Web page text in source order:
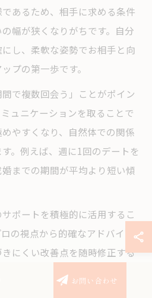
あるため、相手に求める条件
幅が狭くなりがちです。自分
し、柔軟な姿勢でお相手と向
プの第一歩です。
で複数回会う」ことがポイン
ュニケーションを取ることで
やすくなり、自然体での関係
。例えば、週に1回のデートを
までの期間が平均より短い傾
ポートを積極的に活用するこ
の視点から的確なアドバイス
にくい改善点を随時修正する
ながります。高津区の結婚相
お問い合わせ